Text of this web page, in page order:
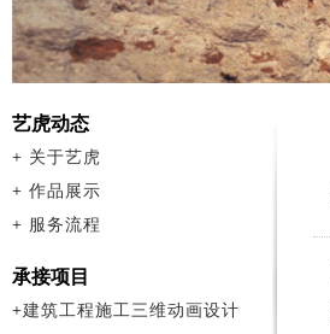
艺虎动态
+ 关于艺虎
+ 作品展示
+ 服务流程
承接项目
+建筑工程施工三维动画设计